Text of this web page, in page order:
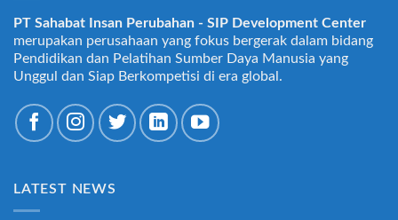
PT Sahabat Insan Perubahan - SIP Development Center
merupakan perusahaan yang fokus bergerak dalam bidang
Pendidikan dan Pelatihan Sumber Daya Manusia yang
Unggul dan Siap Berkompetisi di era global.
LATEST NEWS